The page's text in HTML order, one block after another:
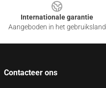
Internationale garantie
Aangeboden in het gebruiksland
Contacteer ons